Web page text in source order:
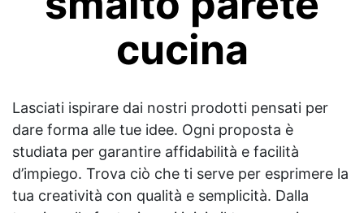
cucina
Lasciati ispirare dai nostri prodotti pensati per
dare forma alle tue idee. Ogni proposta è
studiata per garantire affidabilità e facilità
d’impiego. Trova ciò che ti serve per esprimere la
tua creatività con qualità e semplicità. Dalla